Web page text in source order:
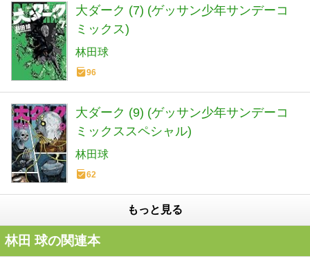
大ダーク (7) (ゲッサン少年サンデーコ
ミックス)
林田球
96
大ダーク (9) (ゲッサン少年サンデーコ
ミックススペシャル)
林田球
62
もっと見る
林田 球の関連本